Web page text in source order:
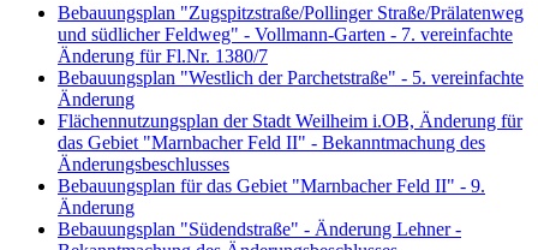
Bebauungsplan "Zugspitzstraße/Pollinger Straße/Prälatenweg
und südlicher Feldweg" - Vollmann-Garten - 7. vereinfachte
Änderung für Fl.Nr. 1380/7
Bebauungsplan "Westlich der Parchetstraße" - 5. vereinfachte
Änderung
Flächennutzungsplan der Stadt Weilheim i.OB, Änderung für
das Gebiet "Marnbacher Feld II" - Bekanntmachung des
Änderungsbeschlusses
Bebauungsplan für das Gebiet "Marnbacher Feld II" - 9.
Änderung
Bebauungsplan "Südendstraße" - Änderung Lehner -